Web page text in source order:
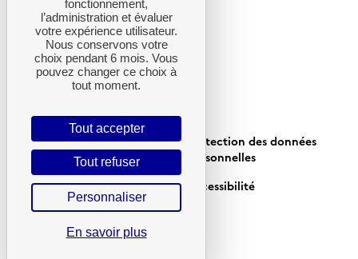
Agenda
Projets accompagnés
Politique de cookies
Écoconception
Plan du site
Mentions légales
Protection des données
personnelles
Accessibilité
fonctionnement,
l’administration et évaluer
votre expérience utilisateur.
Nous conservons votre
choix pendant 6 mois. Vous
pouvez changer ce choix à
tout moment.
Tout accepter
Tout refuser
Personnaliser
En savoir plus